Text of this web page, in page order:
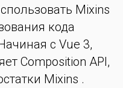
Mixins
кода
с Vue 3,
Composition API,
Mixins .